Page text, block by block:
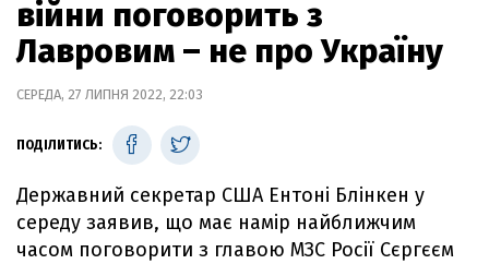
війни поговорить з
Лавровим – не про Україну
СЕРЕДА, 27 ЛИПНЯ 2022, 22:03
ПОДІЛИТИСЬ:
Державний секретар США Ентоні Блінкен у
середу заявив, що має намір найближчим
часом поговорити з главою МЗС Росії Сєргєєм